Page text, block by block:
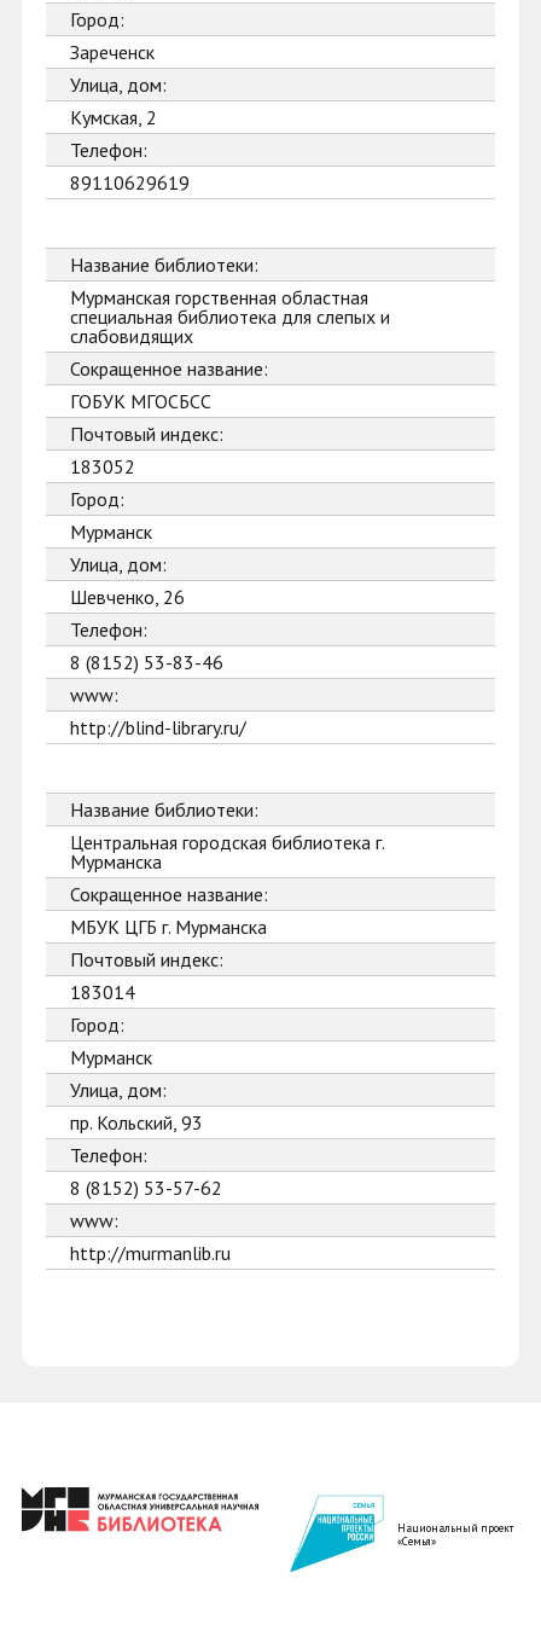
Город:
Зареченск
Улица, дом:
Кумская, 2
Телефон:
89110629619
Название библиотеки:
Мурманская горственная областная
специальная библиотека для слепых и
слабовидящих
Сокращенное название:
ГОБУК МГОСБСС
Почтовый индекс:
183052
Город:
Мурманск
Улица, дом:
Шевченко, 26
Телефон:
8 (8152) 53-83-46
www:
http://blind-library.ru/
Название библиотеки:
Центральная городская библиотека г.
Мурманска
Сокращенное название:
МБУК ЦГБ г. Мурманска
Почтовый индекс:
183014
Город:
Мурманск
Улица, дом:
пр. Кольский, 93
Телефон:
8 (8152) 53-57-62
www:
http://murmanlib.ru
Национальный проект
«Семья»